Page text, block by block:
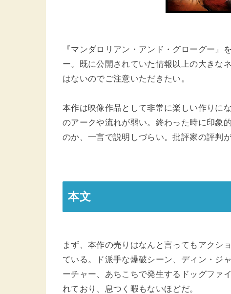
『マンダロリアン・アンド・グローグー』
ー。既に公開されていた情報以上の大きな
はないのでご注意いただきたい。
本作は映像作品として非常に楽しい作りに
のアークや流れが弱い。終わった時に印象
のか、一言で説明しづらい。批評家の評判
本文
まず、本作の売りはなんと言ってもアクシ
ている。ド派手な爆破シーン、ディン・ジ
ーチャー、あちこちで発生するドッグファ
れており、息つく暇もないほどだ。